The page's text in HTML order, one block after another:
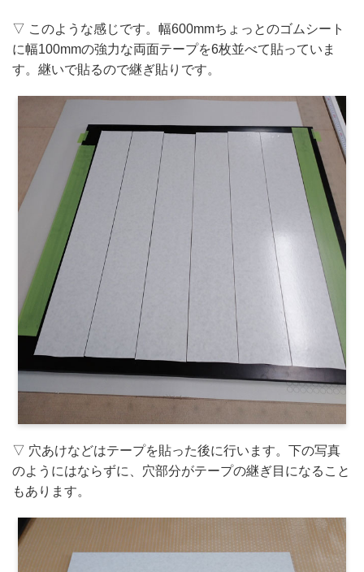
▽ このような感じです。幅600mmちょっとのゴムシート
に幅100mmの強力な両面テープを6枚並べて貼っていま
す。継いで貼るので継ぎ貼りです。
▽ 穴あけなどはテープを貼った後に行います。下の写真
のようにはならずに、穴部分がテープの継ぎ目になること
もあります。